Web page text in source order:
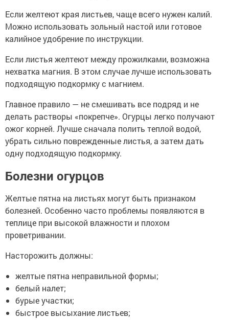
Если желтеют края листьев, чаще всего нужен калий.
Можно использовать зольный настой или готовое
калийное удобрение по инструкции.
Если листья желтеют между прожилками, возможна
нехватка магния. В этом случае лучше использовать
подходящую подкормку с магнием.
Главное правило — не смешивать все подряд и не
делать растворы «покрепче». Огурцы легко получают
ожог корней. Лучше сначала полить теплой водой,
убрать сильно поврежденные листья, а затем дать
одну подходящую подкормку.
Болезни огурцов
Желтые пятна на листьях могут быть признаком
болезней. Особенно часто проблемы появляются в
теплице при высокой влажности и плохом
проветривании.
Насторожить должны:
желтые пятна неправильной формы;
белый налет;
бурые участки;
быстрое высыхание листьев;